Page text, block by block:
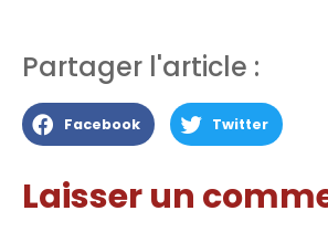
Partager l'article :
Facebook Twitter
Laisser un